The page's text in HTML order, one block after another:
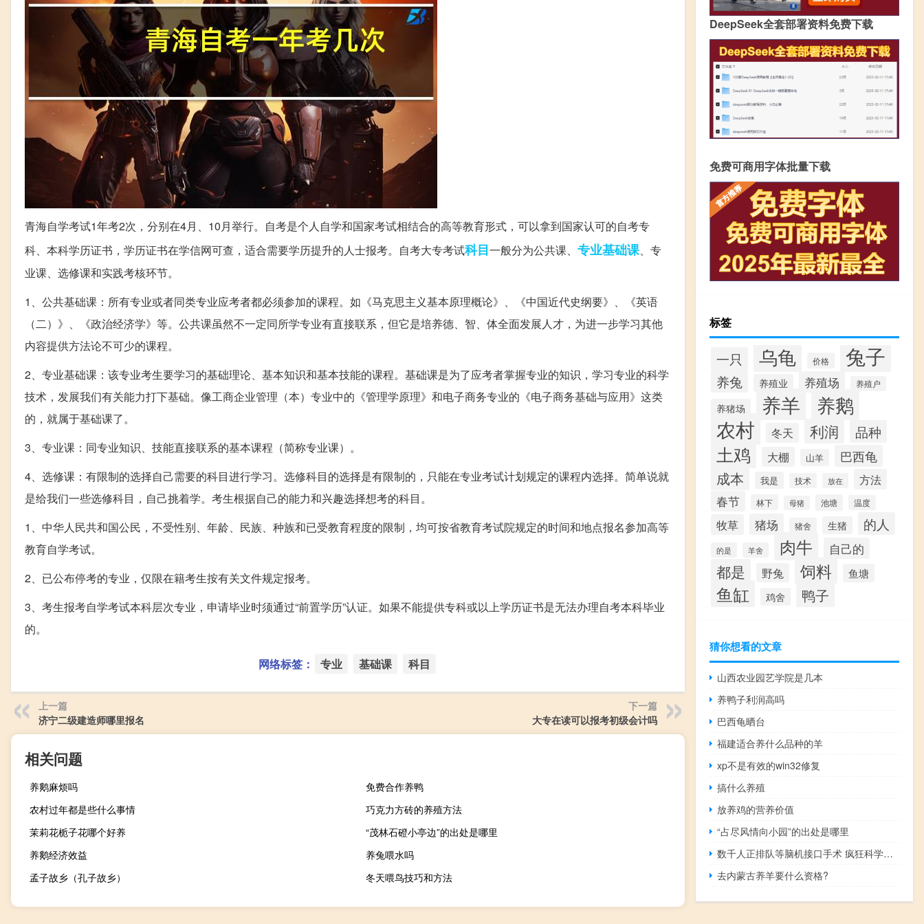
青海自学考试1年考2次，分别在4月、10月举行。自考是个人自学和国家考试相结合的高等教育形式，可以拿到国家认可的自考专
科、本科学历证书，学历证书在学信网可查，适合需要学历提升的人士报考。自考大专考试科目一般分为公共课、 专业基础课、专
业课、选修课和实践考核环节。
1、公共基础课：所有专业或者同类专业应考者都必须参加的课程。如《马克思主义基本原理概论》、《中国近代史纲要》、《英语
（二）》、《政治经济学》等。公共课虽然不一定同所学专业有直接联系，但它是培养德、智、体全面发展人才，为进一步学习其他
内容提供方法论不可少的课程。
2、专业基础课：该专业考生要学习的基础理论、基本知识和基本技能的课程。基础课是为了应考者掌握专业的知识，学习专业的科学
技术，发展我们有关能力打下基础。像工商企业管理（本）专业中的《管理学原理》和电子商务专业的《电子商务基础与应用》这类
的，就属于基础课了。
3、专业课：同专业知识、技能直接联系的基本课程（简称专业课）。
4、选修课：有限制的选择自己需要的科目进行学习。选修科目的选择是有限制的，只能在专业考试计划规定的课程内选择。简单说就
是给我们一些选修科目，自己挑着学。考生根据自己的能力和兴趣选择想考的科目。
1、中华人民共和国公民，不受性别、年龄、民族、种族和已受教育程度的限制，均可按省教育考试院规定的时间和地点报名参加高等
教育自学考试。
2、已公布停考的专业，仅限在籍考生按有关文件规定报考。
3、考生报考自学考试本科层次专业，申请毕业时须通过“前置学历”认证。如果不能提供专科或以上学历证书是无法办理自考本科毕业
的。
网络标签： 专业 基础课 科目
上一篇
济宁二级建造师哪里报名
下一篇
大专在读可以报考初级会计吗
相关问题
养鹅麻烦吗
免费合作养鸭
农村过年都是些什么事情
巧克力方砖的养殖方法
茉莉花栀子花哪个好养
“茂林石磴小亭边”的出处是哪里
养鹅经济效益
养兔喂水吗
孟子故乡（孔子故乡）
冬天喂鸟技巧和方法
DeepSeek全套部署资料免费下载
免费可商用字体批量下载
标签
一只 乌龟 价格 兔子
养兔 养殖业 养殖场 养殖户
养猪场 养羊 养鹅
农村 冬天 利润 品种
土鸡 大棚 山羊 巴西龟
成本 我是 技术 放在
方法
春节
林下 母猪 池塘 温度
牧草 猪场 猪舍 生猪 的人
的是 羊舍 肉牛 自己的
都是 野兔 饲料 鱼塘
鱼缸 鸡舍 鸭子
猜你想看的文章
山西农业园艺学院是几本
养鸭子利润高吗
巴西龟晒台
福建适合养什么品种的羊
xp不是有效的win32修复
搞什么养殖
放养鸡的营养价值
“占尽风情向小园”的出处是哪里
数千人正排队等脑机接口手术 疯狂科学家打开人体试验魔盒
去内蒙古养羊要什么资格?